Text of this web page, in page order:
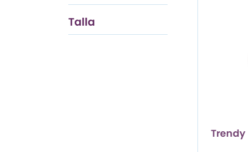
Rojo Oscuro
Talla
Trendy